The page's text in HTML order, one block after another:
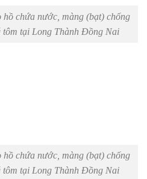
chứa nước, màng (bạt) chống
tại Long Thành Đồng Nai
chứa nước, màng (bạt) chống
tại Long Thành Đồng Nai